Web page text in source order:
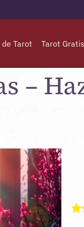
Tarot Tarot Gratis
–